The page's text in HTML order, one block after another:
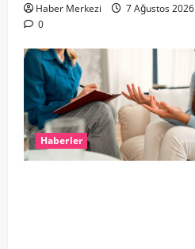
Haber Merkezi
7 Ağustos 2026
0
Haberler